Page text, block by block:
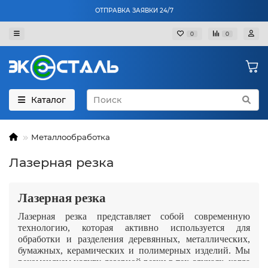
ОТПРАВКА ЗАЯВКИ 24/7
0 0
Каталог
Металлообработка
Лазерная резка
Лазерная резка
Лазерная резка представляет собой современную
технологию, которая активно используется для
обработки и разделения деревянных, металлических,
бумажных, керамических и полимерных изделий. Мы
рекомендуем услугу лазерной резки в тех случаях, когда